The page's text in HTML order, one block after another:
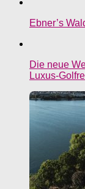
Ebner’s
Die neue
Luxus-